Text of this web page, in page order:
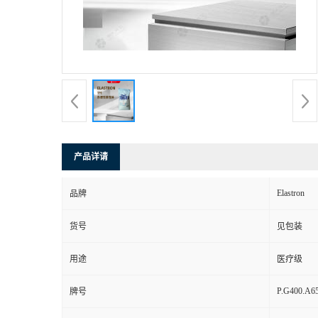
产品详请
品牌 Elastron
货号 见包装
用途 医疗级
牌号